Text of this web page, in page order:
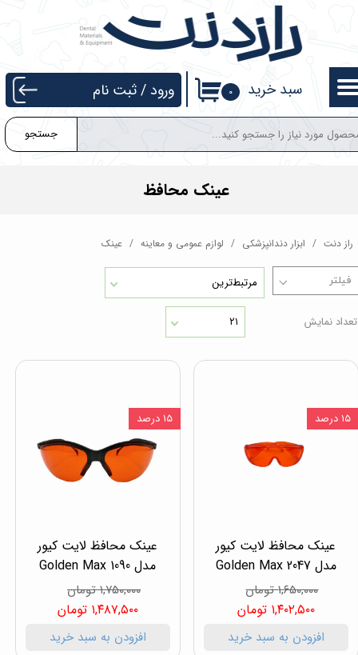
جستجو
۰ سبد خرید ورود /ثبت نام
حساب کاربری من
تغییر گذر واژه
سفارشات
خروج از حساب کاربری
راز دنت ابزار دندانپزشکی لوازم عمومی و معاینه عینک
مرتبط‌ترین
تعداد نمایش ۲۱
عینک محافظ لایت کیور
مدل 2047 Golden Max
۱,۶۵۰,۰۰۰ تومان
۱,۴۰۲,۵۰۰ تومان
افزودن به سبد خرید
۱۵ درصد
عینک محافظ لایت کیور
مدل 1090 Golden Max
۱,۷۵۰,۰۰۰ تومان
۱,۴۸۷,۵۰۰ تومان
افزودن به سبد خرید
۱۵ درصد